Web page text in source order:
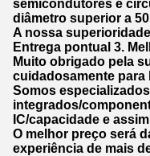
semicondutores e
diâmetro superior a
A nossa
Entrega pontual 3.
Muito obrigado pela
cuidadosamente para
Somos
integrados/
IC/capacidade e
O melhor preço será
experiência de mais